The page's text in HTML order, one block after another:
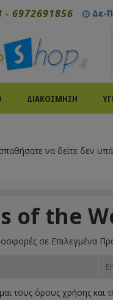
- 6972691856 Δε-
ΔΙΑΚΟΣΜΗΣΗ
να δείτε δεν
of the
σε Επιλεγμένα
τους όρους χρήσης και